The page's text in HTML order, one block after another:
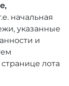
начальная
указанные
и
лота